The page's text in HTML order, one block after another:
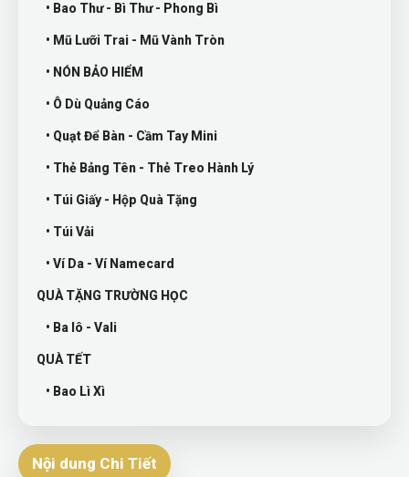
• Bao Thư - Bì Thư - Phong Bì
• Mũ Lưỡi Trai - Mũ Vành Tròn
• NÓN BẢO HIỂM
• Ô Dù Quảng Cáo
• Quạt Để Bàn - Cầm Tay Mini
• Thẻ Bảng Tên - Thẻ Treo Hành Lý
• Túi Giấy - Hộp Quà Tặng
• Túi Vải
• Ví Da - Ví Namecard
QUÀ TẶNG TRƯỜNG HỌC
• Ba lô - Vali
QUÀ TẾT
• Bao Lì Xì
Nội dung Chi Tiết